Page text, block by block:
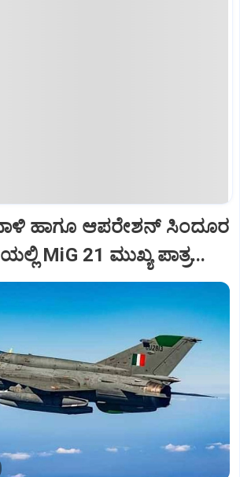
ಹಾಗೂ ಆಪರೇಶನ್‌ ಸಿಂದೂರ
MiG 21 ಮುಖ್ಯ ಪಾತ್ರ...